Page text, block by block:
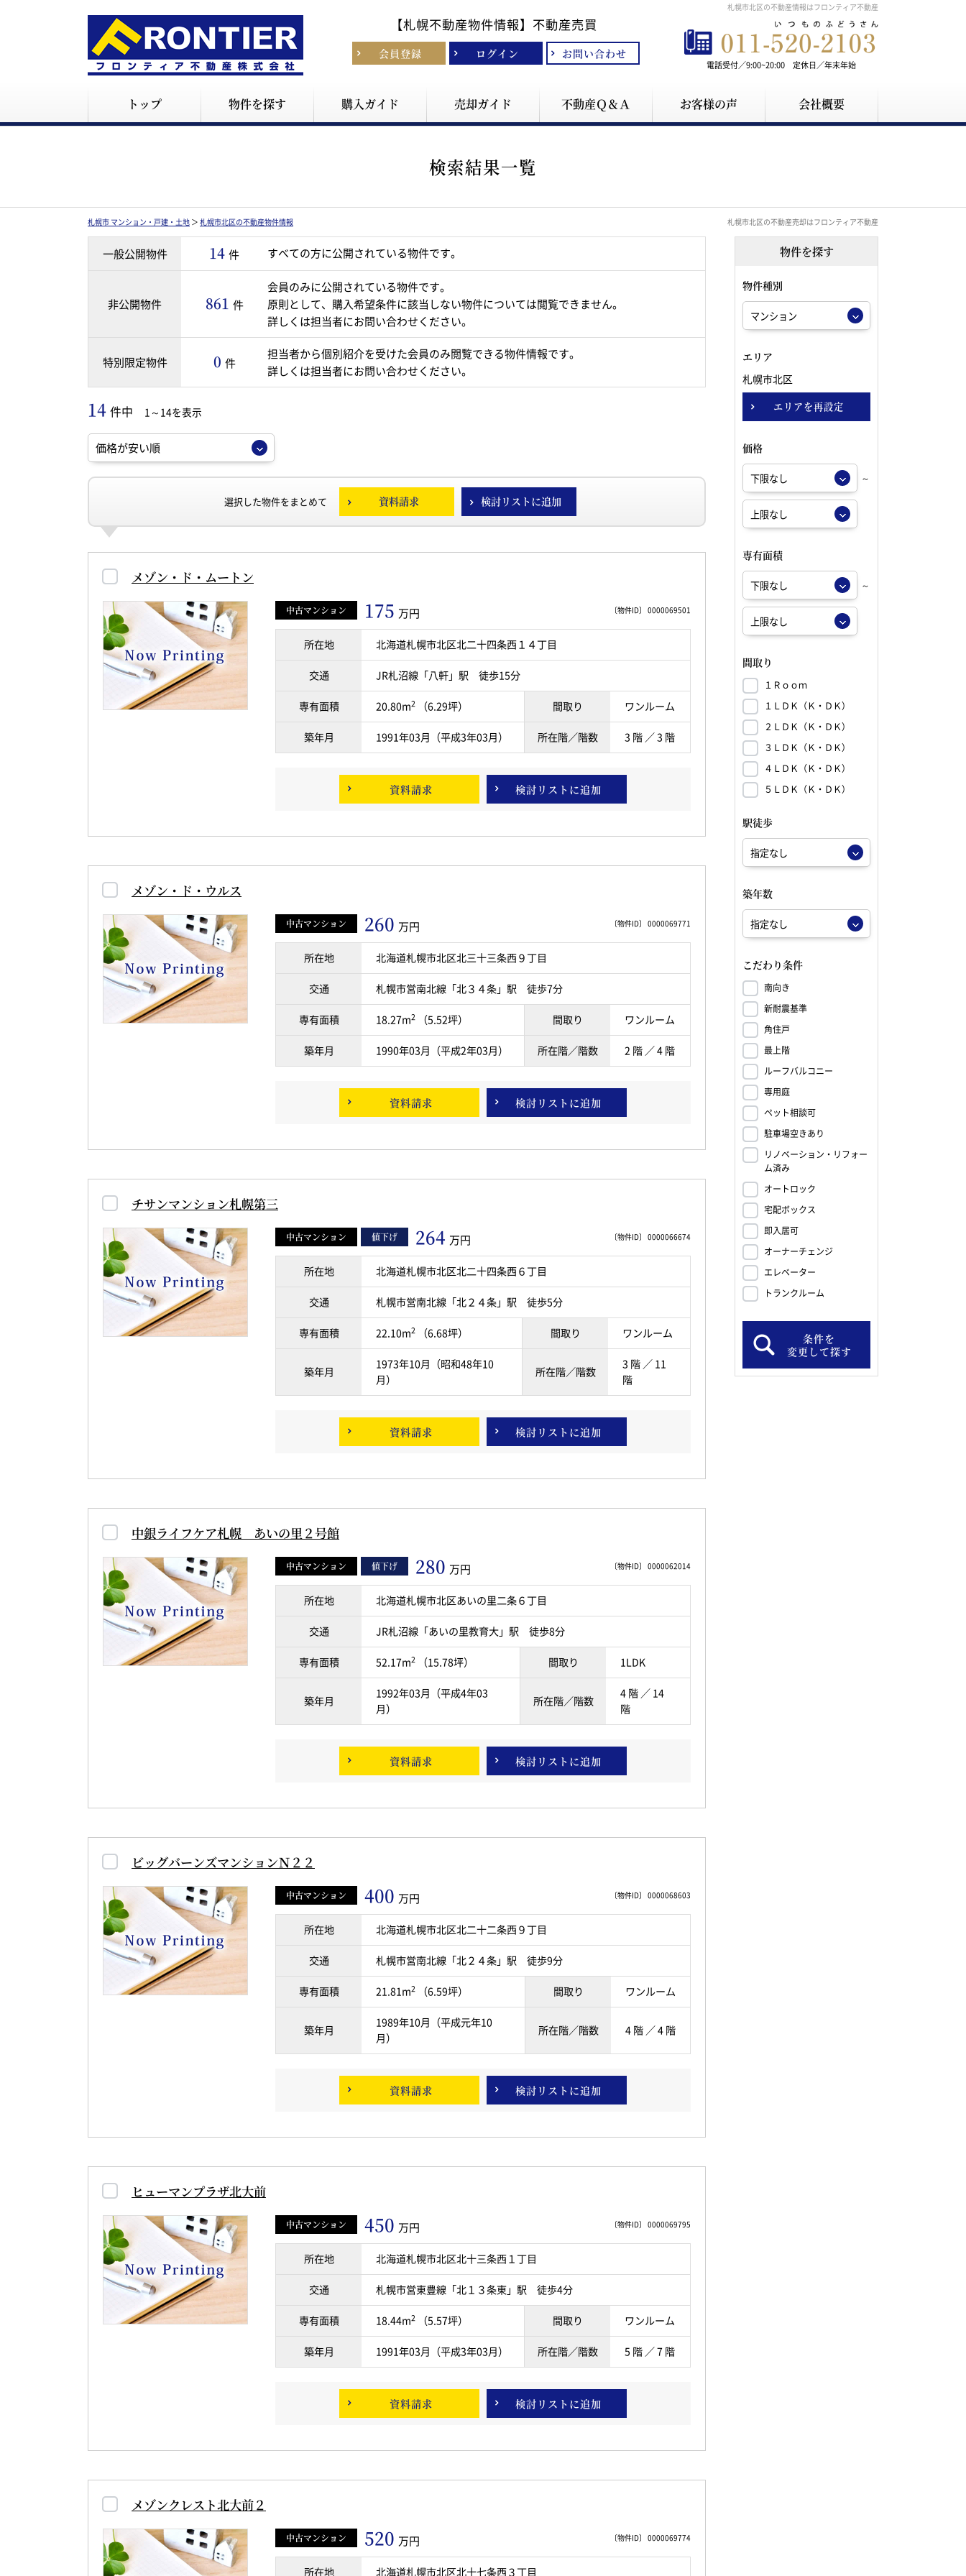
札幌市北区の不動産情報はフロンティア不動産
【札幌不動産物件情報】 不動産売買
会員登録 ログイン お問い合わせ
電話受付／9:00~20:00 定休日／年末年始
トップ 物件を探す 購入ガイド 売却ガイド 不動産Ｑ＆Ａ お客様の声 会社概要
検索結果一覧
札幌市 マンション・戸建・土地 ＞ 札幌市北区の不動産物件情報 札幌市北区の不動産売却はフロンティア不動産
一般公開物件 14 件 すべての方に公開されている物件です。
非公開物件 861 件
会員のみに公開されている物件です。
原則として、購入希望条件に該当しない物件については閲覧できません。
詳しくは担当者にお問い合わせください。
特別限定物件 0 件
担当者から個別紹介を受けた会員のみ閲覧できる物件情報です。
詳しくは担当者にお問い合わせください。
14 件中 1～14を表示
選択した物件をまとめて 資料請求 検討リストに追加
メゾン・ド・ムートン
〔物件ID〕 0000069501
中古マンション 175 万円
所在地 北海道札幌市北区北二十四条西１４丁目
交通 JR札沼線「八軒」駅 徒歩15分
専有面積 20.80m2 （6.29坪） 間取り ワンルーム
築年月 1991年03月（平成3年03月） 所在階／階数 3 階 ／ 3 階
資料請求 検討リスト に追加
メゾン・ド・ウルス
〔物件ID〕 0000069771
中古マンション 260 万円
所在地 北海道札幌市北区北三十三条西９丁目
交通 札幌市営南北線「北３４条」駅 徒歩7分
専有面積 18.27m2 （5.52坪） 間取り ワンルーム
築年月 1990年03月（平成2年03月） 所在階／階数 2 階 ／ 4 階
資料請求 検討リスト に追加
チサンマンション札幌第三
〔物件ID〕 0000066674
中古マンション 値下げ 264 万円
所在地 北海道札幌市北区北二十四条西６丁目
交通 札幌市営南北線「北２４条」駅 徒歩5分
専有面積 22.10m2 （6.68坪） 間取り ワンルーム
築年月
1973年10月（昭和48年10
月）
所在階／階数
3 階 ／ 11
階
資料請求 検討リスト に追加
中銀ライフケア札幌 あいの里２号館
〔物件ID〕 0000062014
中古マンション 値下げ 280 万円
所在地 北海道札幌市北区あいの里二条６丁目
交通 JR札沼線「あいの里教育大」駅 徒歩8分
専有面積 52.17m2 （15.78坪） 間取り 1LDK
築年月
1992年03月（平成4年03
月）
所在階／階数
4 階 ／ 14
階
資料請求 検討リスト に追加
ビッグバーンズマンションＮ２２
〔物件ID〕 0000068603
中古マンション 400 万円
所在地 北海道札幌市北区北二十二条西９丁目
交通 札幌市営南北線「北２４条」駅 徒歩9分
専有面積 21.81m2 （6.59坪） 間取り ワンルーム
築年月
1989年10月（平成元年10
月）
所在階／階数 4 階 ／ 4 階
資料請求 検討リスト に追加
ヒューマンプラザ北大前
〔物件ID〕 0000069795
中古マンション 450 万円
所在地 北海道札幌市北区北十三条西１丁目
交通 札幌市営東豊線「北１３条東」駅 徒歩4分
専有面積 18.44m2 （5.57坪） 間取り ワンルーム
築年月 1991年03月（平成3年03月） 所在階／階数 5 階 ／ 7 階
資料請求 検討リスト に追加
メゾンクレスト北大前２
〔物件ID〕 0000069774
中古マンション 520 万円
所在地 北海道札幌市北区北十七条西３丁目
物件を探す
物件種別
エリア
札幌市北区
エリアを再設定
価格
～
専有面積
～
間取り
１Ｒｏｏｍ
１ＬＤＫ（Ｋ・ＤＫ）
２ＬＤＫ（Ｋ・ＤＫ）
３ＬＤＫ（Ｋ・ＤＫ）
４ＬＤＫ（Ｋ・ＤＫ）
５ＬＤＫ（Ｋ・ＤＫ）
駅徒歩
築年数
こだわり条件
南向き
新耐震基準
角住戸
最上階
ルーフバルコニー
専用庭
ペット相談可
駐車場空きあり
リノベーション・リフォー
ム済み
オートロック
宅配ボックス
即入居可
オーナーチェンジ
エレベーター
トランクルーム
条件を
変更して探す